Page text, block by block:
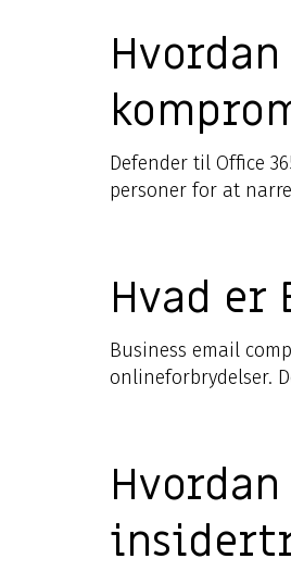
Defender til Office
personer for at
Hvad er
Business email
onlineforbrydelser.